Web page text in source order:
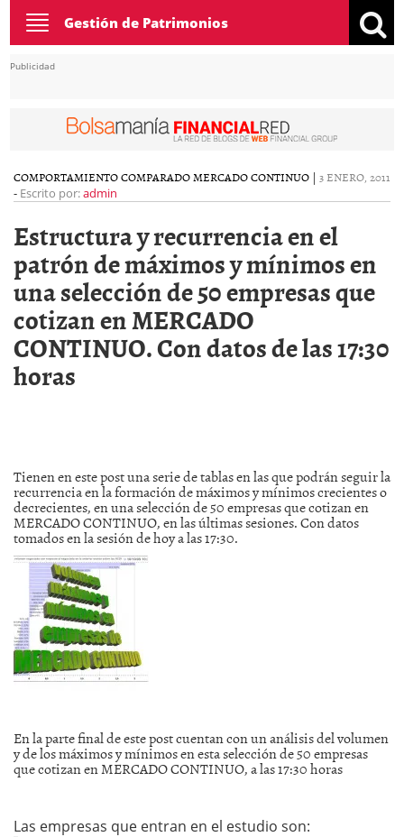
Toggle
navigation
Gestión de Patrimonios
Publicidad
COMPORTAMIENTO COMPARADO MERCADO CONTINUO | 3 ENERO, 2011
- Escrito por:admin
Estructura y recurrencia en el
patrón de máximos y mínimos en
una selección de 50 empresas que
cotizan en MERCADO
CONTINUO. Con datos de las 17:30
horas
Tienen en este post una serie de tablas en las que podrán seguir la
recurrencia en la formación de máximos y mínimos crecientes o
decrecientes, en una selección de 50 empresas que cotizan en
MERCADO CONTINUO, en las últimas sesiones. Con datos
tomados en la sesión de hoy a las 17:30.
En la parte final de este post cuentan con un análisis del volumen
y de los máximos y mínimos en esta selección de 50 empresas
que cotizan en MERCADO CONTINUO, a las 17:30 horas
Las empresas que entran en el estudio son: